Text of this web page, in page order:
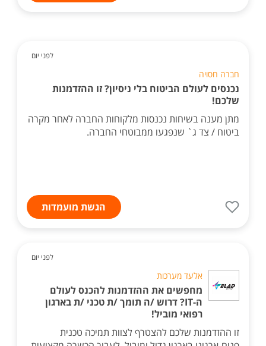
לפני יום
חברה חסויה
נכנסים לעולם הביטוח בלי ניסיון? זו ההזדמנות
שלכם!
מתן מענה בשיחות נכנסות מלקוחות החברה לאחר מקרה
ביטוח / צד ג` שנפגעו ממבוטחי החברה.
הגשת מועמדות
לפני יום
אלעד מערכות
מחפשים את ההזדמנות להכנס לעולם
ה-IT? דרוש /ה תומך /ת טכני /ת בארגון
רפואי מוביל!
זו ההזדמנות שלכם להצטרף לצוות תמיכה טכנית